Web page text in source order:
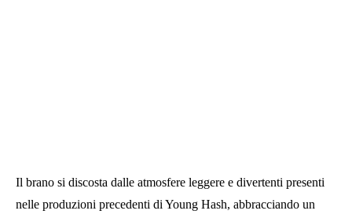
Il brano si discosta dalle atmosfere leggere e divertenti presenti
nelle produzioni precedenti di Young Hash, abbracciando un